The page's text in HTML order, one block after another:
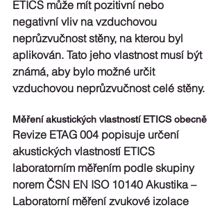
ETICS může mít pozitivní nebo
negativní vliv na vzduchovou
neprůzvučnost stěny, na kterou byl
aplikován. Tato jeho vlastnost musí být
známá, aby bylo možné určit
vzduchovou neprůzvučnost celé stěny.
Měření akustických vlastností ETICS obecně
Revize ETAG 004 popisuje určení
akustických vlastností ETICS
laboratorním měřením podle skupiny
norem ČSN EN ISO 10140 Akustika –
Laboratorní měření zvukové izolace